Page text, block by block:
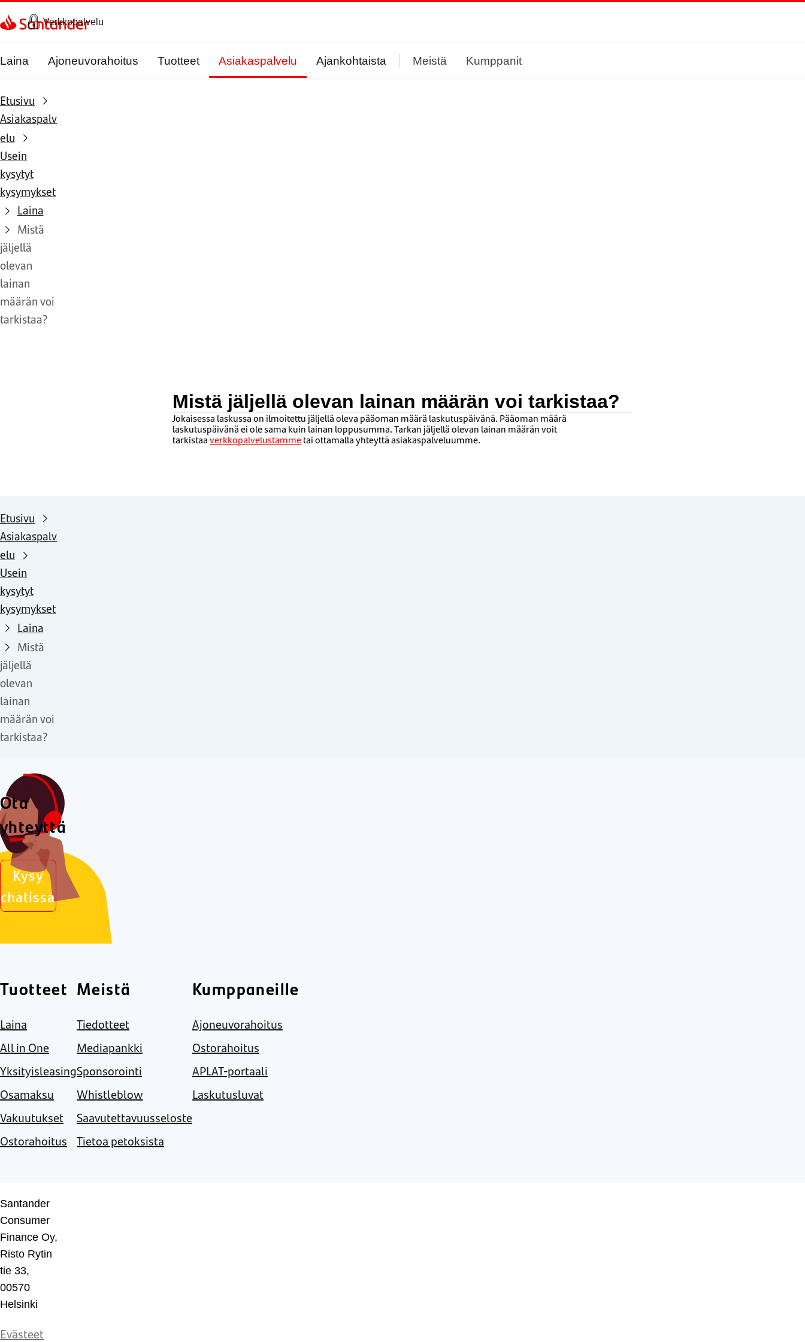
Siirry sivulle
Verkkopalvelu
Laina Ajoneuvorahoitus Tuotteet Asiakaspalvelu Ajankohtaista Meistä Kumppanit
Etusivu
Asiakaspalv
elu
Usein
kysytyt
kysymykset
Laina
Mistä
jäljellä
olevan
lainan
määrän voi
tarkistaa?
Mistä jäljellä olevan lainan määrän voi tarkistaa?
Jokaisessa laskussa on ilmoitettu jäljellä oleva pääoman määrä laskutuspäivänä. Pääoman määrä
laskutuspäivänä ei ole sama kuin lainan loppusumma. Tarkan jäljellä olevan lainan määrän voit
tarkistaaverkkopalvelustammetai ottamalla yhteyttä asiakaspalveluumme.
Etusivu
Asiakaspalv
elu
Usein
kysytyt
kysymykset
Laina
Mistä
jäljellä
olevan
lainan
määrän voi
tarkistaa?
Ota
yhteyttä
Kysy
chatissa
Tuotteet
Laina
All in One
Yksityisleasing
Osamaksu
Vakuutukset
Ostorahoitus
Meistä
Tiedotteet
Mediapankki
Sponsorointi
Whistleblow
Saavutettavuusseloste
Tietoa petoksista
Kumppaneille
Ajoneuvorahoitus
Ostorahoitus
APLAT-portaali
Laskutusluvat
Santander
Consumer
Finance Oy,
Risto Rytin
tie 33,
00570
Helsinki
Evästeet